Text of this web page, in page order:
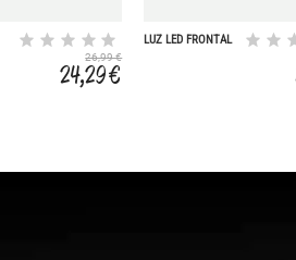
26,99 €
24,29 €
LUZ LED FRONTAL